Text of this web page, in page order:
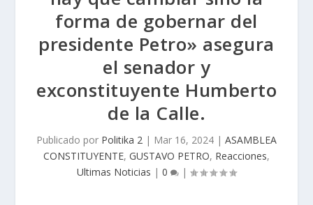
forma de gobernar del
presidente Petro» asegura
el senador y
exconstituyente Humberto
de la Calle.
Publicado por Politika 2 | Mar 16, 2024 | ASAMBLEA
CONSTITUYENTE, GUSTAVO PETRO, Reacciones,
Ultimas Noticias | 0 |